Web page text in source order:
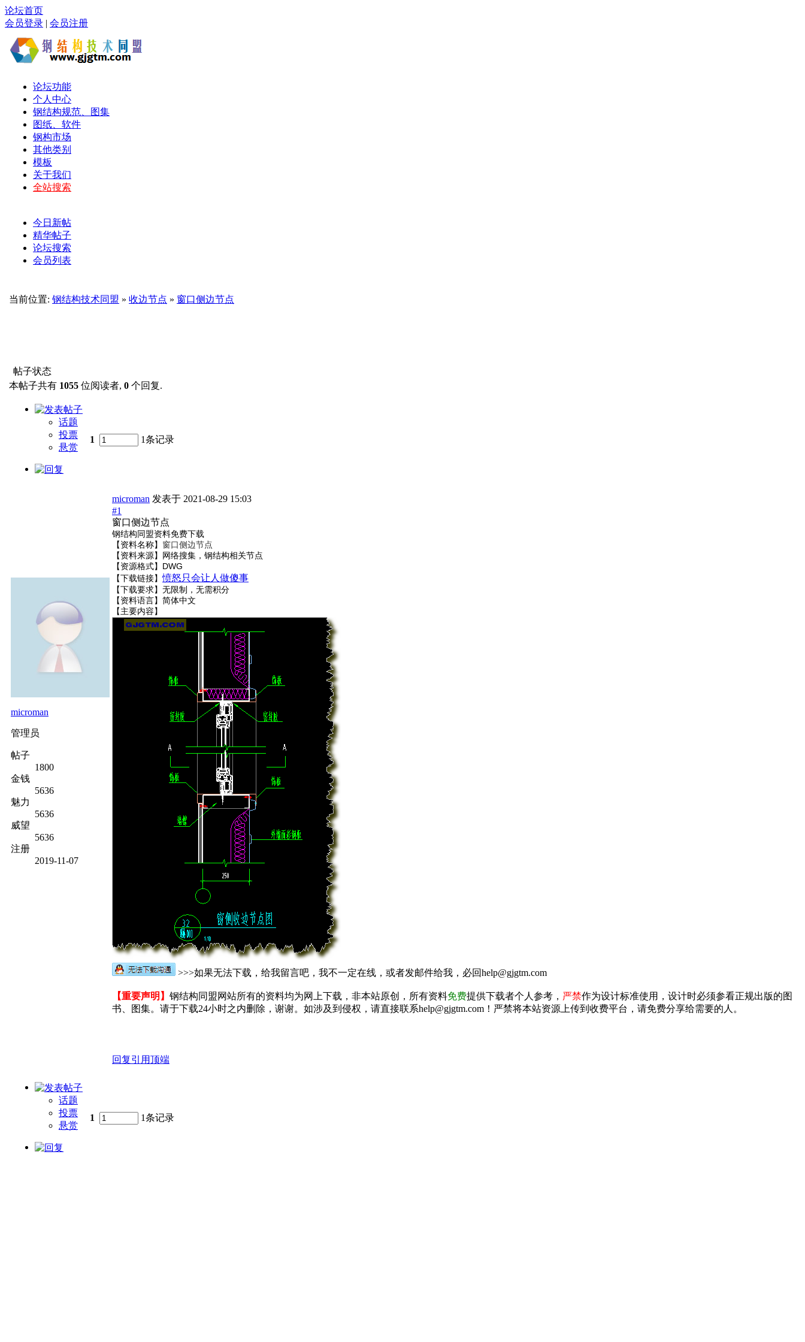
论坛首页
会员登录 | 会员注册
论坛功能
个人中心
钢结构规范、图集
图纸、软件
钢构市场
其他类别
模板
关于我们
全站搜索
今日新帖
精华帖子
论坛搜索
会员列表
当前位置: 钢结构技术同盟 » 收边节点 » 窗口侧边节点
帖子状态
本帖子共有 1055 位阅读者, 0 个回复.
话题
投票
悬赏
1 1条记录
microman
管理员
帖子
1800
金钱
5636
魅力
5636
威望
5636
注册
2019-11-07
microman 发表于 2021-08-29 15:03
#1
窗口侧边节点
钢结构同盟资料免费下载
【资料名称】 窗口侧边节点
【资料来源】网络搜集，钢结构相关节点
【资源格式】DWG
【下载链接】愤怒只会让人做傻事
【下载要求】无限制，无需积分
【资料语言】简体中文
【主要内容】
>>>如果无法下载，给我留言吧，我不一定在线，或者发邮件给我，必回help@gjgtm.com
【重要声明】 钢结构同盟网站所有的资料均为网上下载，非本站原创，所有资料免费提供下载者个人参考， 严禁作为设计标准使用，设计时必须参看正规出版的图
书、图集。请于下载24小时之内删除，谢谢。如涉及到侵权，请直接联系help@gjgtm.com！严禁将本站资源上传到收费平台，请免费分享给需要的人。
回复引用顶端
话题
投票
悬赏
1 1条记录